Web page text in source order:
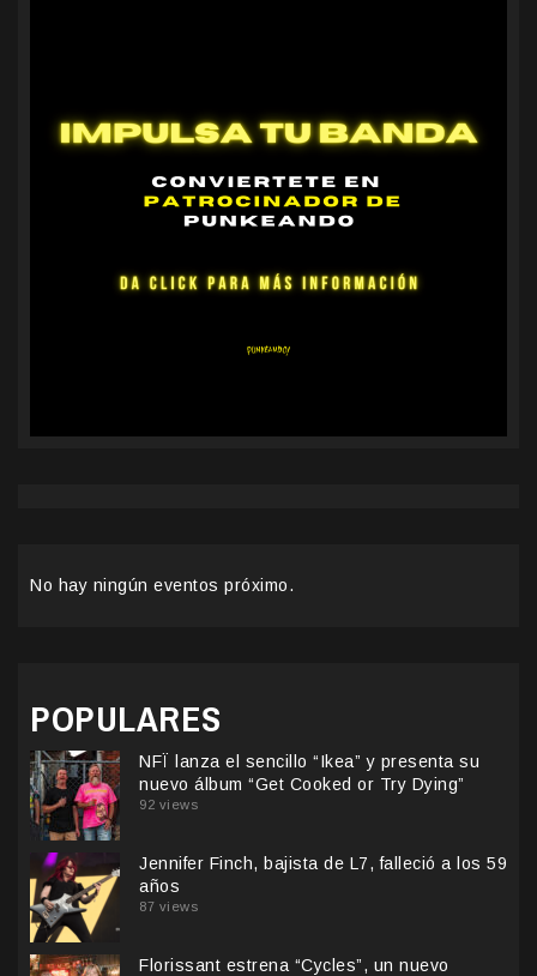
No hay ningún eventos próximo.
POPULARES
NFÏ lanza el sencillo “Ikea” y presenta su
nuevo álbum “Get Cooked or Try Dying”
92 views
Jennifer Finch, bajista de L7, falleció a los 59
años
87 views
Florissant estrena “Cycles”, un nuevo